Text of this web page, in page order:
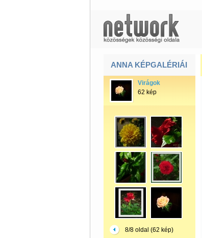
ANNA KÉPGALÉRIÁI
Virágok
62 kép
8/8 oldal (62 kép)